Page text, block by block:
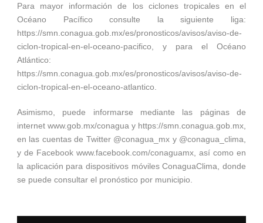
Para mayor información de los ciclones tropicales en el
Océano Pacífico consulte la siguiente liga:
https://smn.conagua.gob.mx/es/pronosticos/avisos/aviso-de-
ciclon-tropical-en-el-oceano-pacifico, y para el Océano
Atlántico:
https://smn.conagua.gob.mx/es/pronosticos/avisos/aviso-de-
ciclon-tropical-en-el-oceano-atlantico.
Asimismo, puede informarse mediante las páginas de
internet www.gob.mx/conagua y https://smn.conagua.gob.mx,
en las cuentas de Twitter @conagua_mx y @conagua_clima,
y de Facebook www.facebook.com/conaguamx, así como en
la aplicación para dispositivos móviles ConaguaClima, donde
se puede consultar el pronóstico por municipio.